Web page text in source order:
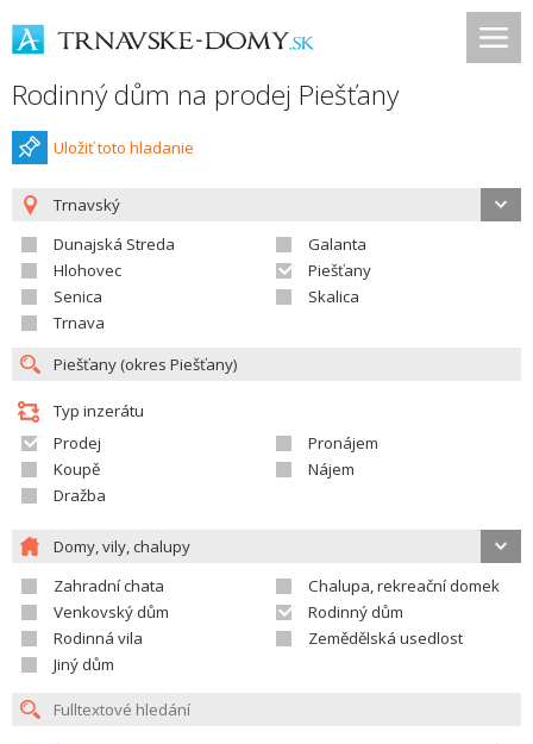
Rodinný dům na prodej Piešťany
Uložiť toto hladanie
Trnavský
Dunajská Streda
Galanta
Hlohovec
Piešťany
Senica
Skalica
Trnava
Typ inzerátu
Prodej
Pronájem
Koupě
Nájem
Dražba
Domy, vily, chalupy
Zahradní chata
Chalupa, rekreační domek
Venkovský dům
Rodinný dům
Rodinná vila
Zemědělská usedlost
Jiný dům